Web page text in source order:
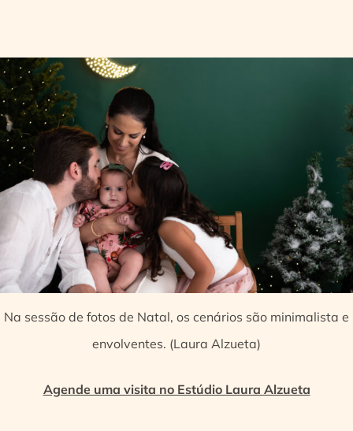
Na sessão de fotos de Natal, os cenários são minimalista e
envolventes. (Laura Alzueta)
Agende uma visita no Estúdio Laura Alzueta